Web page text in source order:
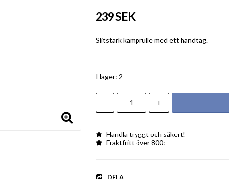
239 SEK
Slitstark kamprulle med ett handtag.
I lager: 2
- +
Handla tryggt och säkert!
Fraktfritt över 800:-
DELA